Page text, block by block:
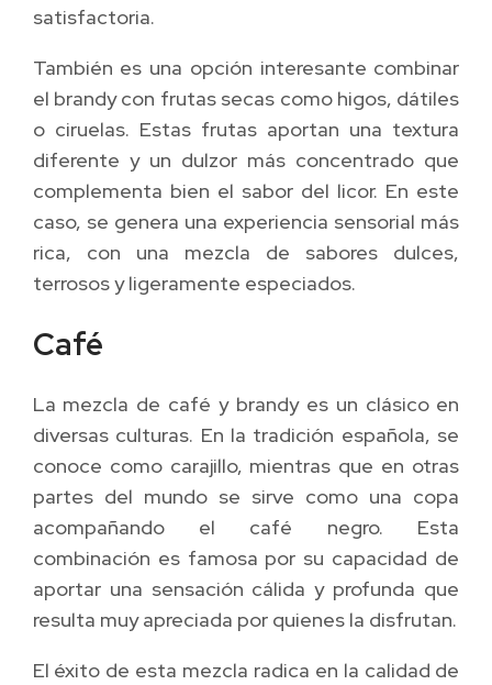
satisfactoria.
También es una opción interesante combinar
el brandy con frutas secas como higos, dátiles
o ciruelas. Estas frutas aportan una textura
diferente y un dulzor más concentrado que
complementa bien el sabor del licor. En este
caso, se genera una experiencia sensorial más
rica, con una mezcla de sabores dulces,
terrosos y ligeramente especiados.
Café
La mezcla de café y brandy es un clásico en
diversas culturas. En la tradición española, se
conoce como carajillo, mientras que en otras
partes del mundo se sirve como una copa
acompañando el café negro. Esta
combinación es famosa por su capacidad de
aportar una sensación cálida y profunda que
resulta muy apreciada por quienes la disfrutan.
El éxito de esta mezcla radica en la calidad de